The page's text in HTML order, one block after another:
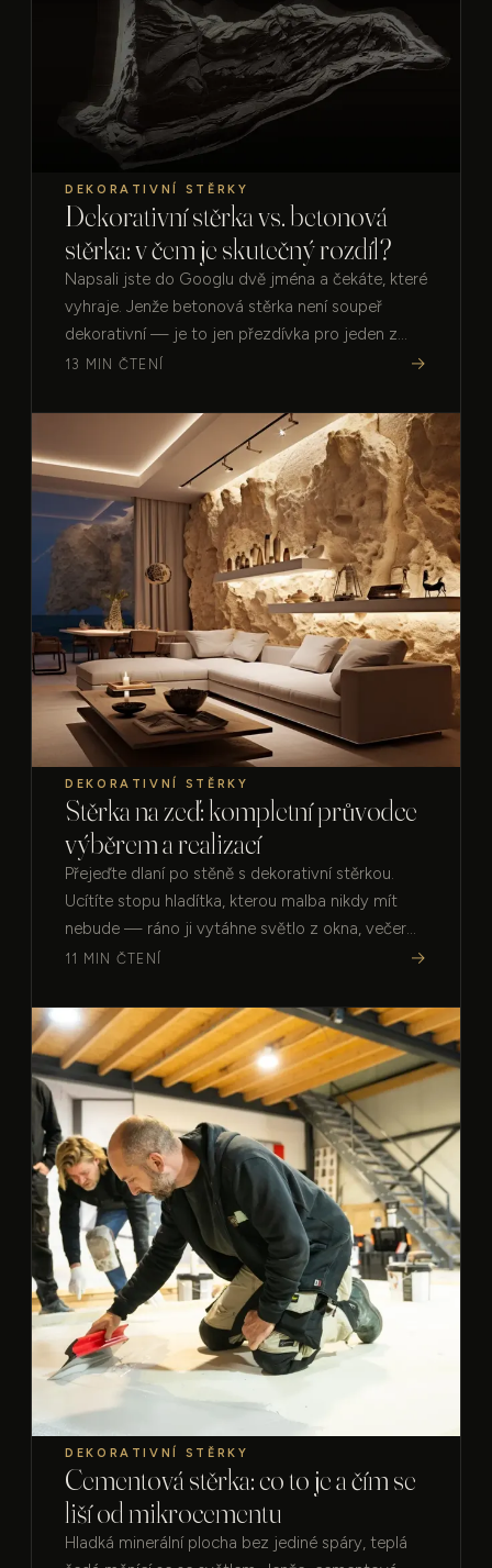
DEKORATIVNÍ STĚRKY
Dekorativní stěrka vs. betonová
stěrka: v čem je skutečný rozdíl?
Napsali jste do Googlu dvě jména a čekáte, které
vyhraje. Jenže betonová stěrka není soupeř
dekorativní — je to jen přezdívka pro jeden z
jejích čtyř druhů. Který sedne právě vám?…
13 MIN ČTENÍ →
DEKORATIVNÍ STĚRKY
Stěrka na zeď: kompletní průvodce
výběrem a realizací
Přejeďte dlaní po stěně s dekorativní stěrkou.
Ucítíte stopu hladítka, kterou malba nikdy mít
nebude — ráno ji vytáhne světlo z okna, večer
úplně jinak lampa. Povrch se mění, a přece nemá
11 MIN ČTENÍ →
DEKORATIVNÍ STĚRKY
Cementová stěrka: co to je a čím se
liší od mikrocementu
Hladká minerální plocha bez jediné spáry, teplá